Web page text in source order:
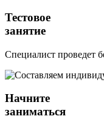
Тестовое
занятие
Специалист проведет
Начните
заниматься